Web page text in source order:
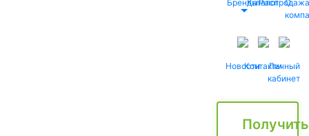
БрендыКаталог
Распродажа
О
НовостиКонтактыЛичный
кабинет
Получить